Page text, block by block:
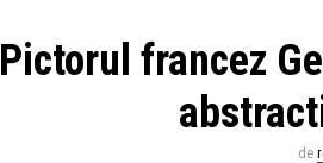
Pictorul francez
de